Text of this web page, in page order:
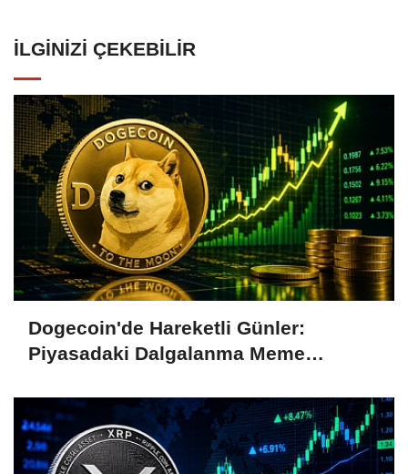
İLGINIZI ÇEKEBILIR
Dogecoin'de Hareketli Günler:
Piyasadaki Dalgalanma Meme